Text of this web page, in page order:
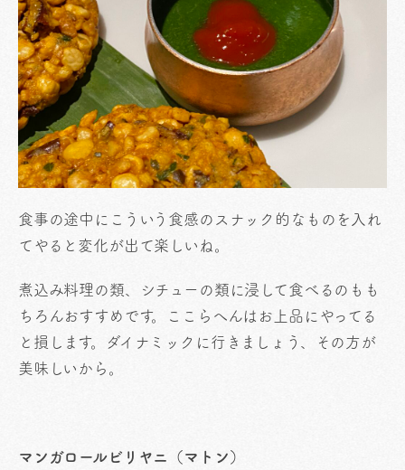
食事の途中にこういう食感のスナック的なものを入れ
てやると変化が出て楽しいね。
煮込み料理の類、シチューの類に浸して食べるのもも
ちろんおすすめです。ここらへんはお上品にやってる
と損します。ダイナミックに行きましょう、その方が
美味しいから。
マンガロールビリヤニ（マトン）